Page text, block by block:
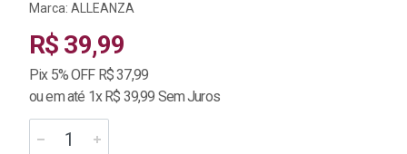
Marca: ALLEANZA
R$ 39,99
Pix 5% OFF R$ 37,99
ou em até 1x R$ 39,99 Sem Juros